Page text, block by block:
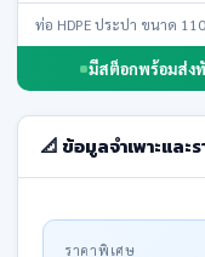
ท่อ HDPE ประปา ขนาด
มีสต็อกพร้อมส่ง
📐 ข้อมูลจำเพาะและร
ราคาพิเศษ